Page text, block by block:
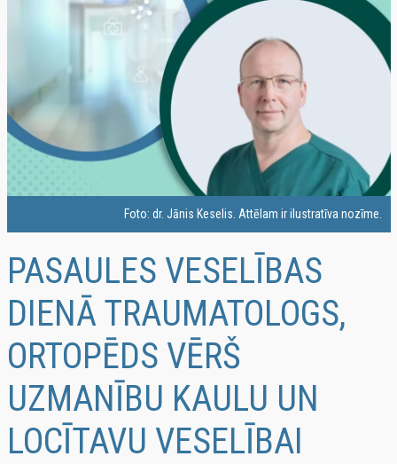
Foto: dr. Jānis Keselis. Attēlam ir ilustratīva nozīme.
PASAULES VESELĪBAS
DIENĀ TRAUMATOLOGS,
ORTOPĒDS VĒRŠ
UZMANĪBU KAULU UN
LOCĪTAVU VESELĪBAI